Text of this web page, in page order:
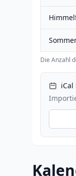
Die Anzahl
iCal